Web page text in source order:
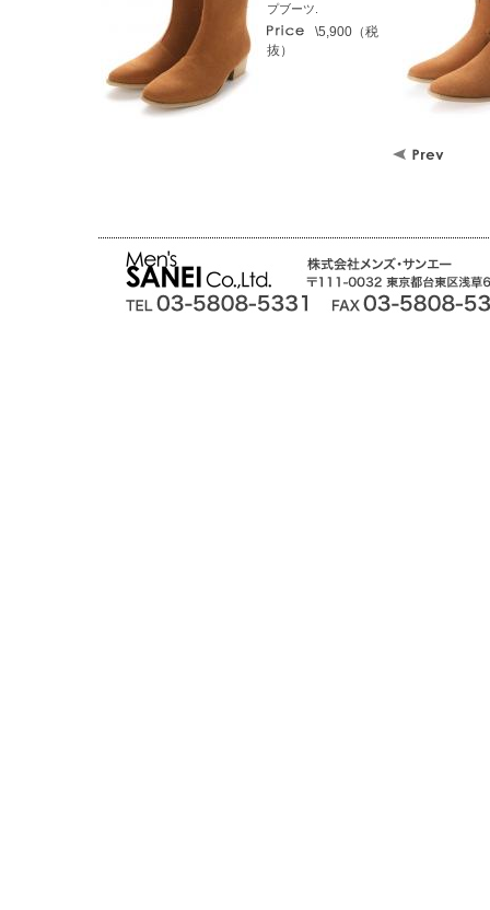
プブーツ.
\5,900（税
抜）